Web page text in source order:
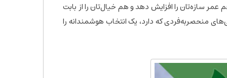
عمر سازه‌تان را افزایش دهد و هم خیال‌تان را از بابت
منحصربه‌فردی که دارد، یک انتخاب هوشمندانه را